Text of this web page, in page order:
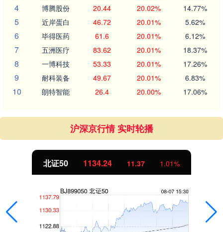
4 博腾股份 20.44 20.02% 14.77%
5 近岸蛋白 46.72 20.01% 5.62%
6 毕得医药 61.6 20.01% 6.12%
7 五洲医疗 83.62 20.01% 18.37%
8 一博科技 53.33 20.01% 17.26%
9 耐科装备 49.67 20.01% 6.83%
10 朗特智能 26.4 20.00% 17.06%
沪深京行情 实时轮播
北证50 1134.24 11.37 1.01%